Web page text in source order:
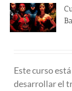
Este curso
desarrollar el